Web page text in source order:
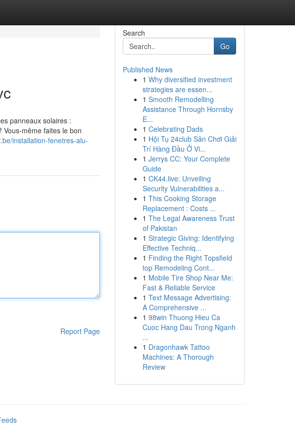
panneaux solaires :
Vous-même faites le bon
installation-fenetres-alu-
Report Page
Search
Go
Published News
1 Why diversified investment
strategies are essen...
1 Smooth Remodelling
Assistance Through Hornsby
E...
1 Celebrating Dads
1 Hội Tụ 24club Sân Chơi Giải
Trí Hàng Đầu Ở Vi...
1 Jerrys CC: Your Complete
Guide
1 CK44.live: Unveiling
Security Vulnerabilities a...
1 This Cooking Storage
Replacement : Costs ...
1 The Legal Awareness Trust
of Pakistan
1 Strategic Giving: Identifying
Effective Techniq...
1 Finding the Right Topsfield
top Remodeling Cont...
1 Mobile Tire Shop Near Me:
Fast & Reliable Service
1 Text Message Advertising:
A Comprehensive ...
1 98win Thuong Hieu Ca
Cuoc Hang Dau Trong Nganh
...
1 Dragonhawk Tattoo
Machines: A Thorough
Review